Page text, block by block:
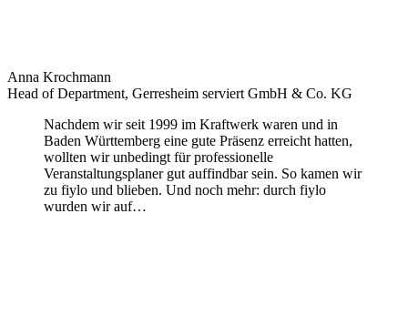
Anna Krochmann
Head of Department, Gerresheim serviert GmbH & Co. KG
Nachdem wir seit 1999 im Kraftwerk waren und in
Baden Württemberg eine gute Präsenz erreicht hatten,
wollten wir unbedingt für professionelle
Veranstaltungsplaner gut auffindbar sein. So kamen wir
zu fiylo und blieben. Und noch mehr: durch fiylo
wurden wir auf…